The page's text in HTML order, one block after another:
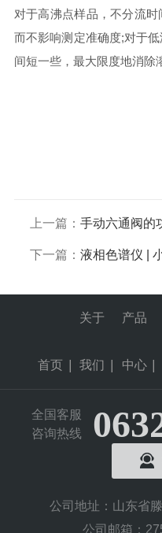
对于高沸点样品，不分流时
而不影响测定准确度;对于
间短一些，最大限度地消除
上一篇： 手动六通阀的
下一篇： 液相色谱仪 |
首页
关于
我们
产品
中心
全国客服
咨询热线
公司地址：山东省
公司邮箱：